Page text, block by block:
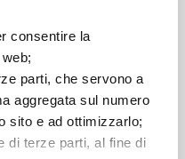
consentire la
parti, che servono a
aggregata sul numero
sito e ad ottimizzarlo;
di terze parti, al fine di
ITQF a fronte di
annuale. Per maggiori
e sulla
com